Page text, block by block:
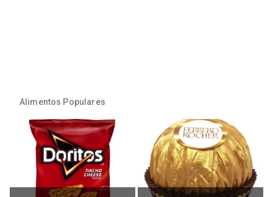
Alimentos Populares